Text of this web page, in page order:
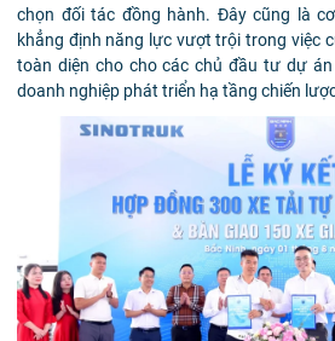
chọn đối tác đồng hành. Đây cũng là
khẳng định năng lực vượt trội trong việc
toàn diện cho cho các chủ đầu tư dự
doanh nghiệp phát triển hạ tầng chiến